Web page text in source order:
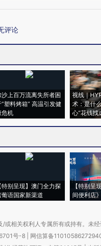
评论
沙上百万流离失所者困
“塑料烤箱” 高温引发健
危机
视线｜
术：是什
心“花钱找
特别呈现】澳门全力探
葡语国家新渠道
【特别呈
间便利店
或相关权利人专属所有或持有。未
号-8 网信算备